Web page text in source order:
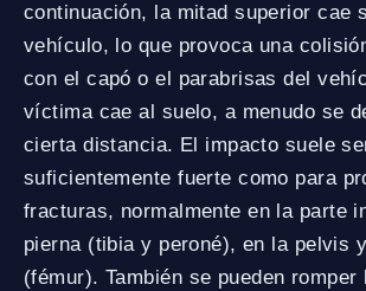
continuación, la mitad superior cae
vehículo, lo que provoca una
con el capó o el parabrisas del
víctima cae al suelo, a menudo se
cierta distancia. El impacto suele
suficientemente fuerte como para
fracturas, normalmente en la parte
pierna (tibia y peroné), en la pelvis
(fémur). También se pueden romper